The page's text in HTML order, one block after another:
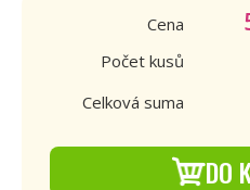
Cena
Počet kusů
Celková suma
DO